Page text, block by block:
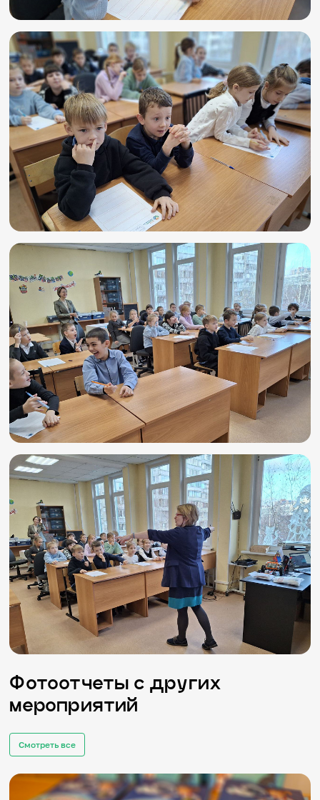
Фотоотчеты с других
мероприятий
Смотреть все